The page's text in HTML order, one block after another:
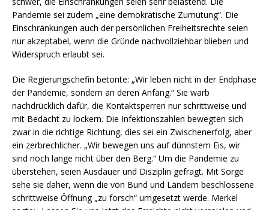
Pandemie sei zudem „eine demokratische Zumutung“. Die
Einschränkungen auch der persönlichen Freiheitsrechte seien
nur akzeptabel, wenn die Gründe nachvollziehbar blieben und
Widerspruch erlaubt sei.
Die Regierungschefin betonte: „Wir leben nicht in der Endphase
der Pandemie, sondern an deren Anfang.“ Sie warb
nachdrücklich dafür, die Kontaktsperren nur schrittweise und
mit Bedacht zu lockern. Die Infektionszahlen bewegten sich
zwar in die richtige Richtung, dies sei ein Zwischenerfolg, aber
ein zerbrechlicher. „Wir bewegen uns auf dünnstem Eis, wir
sind noch lange nicht über den Berg.“ Um die Pandemie zu
überstehen, seien Ausdauer und Disziplin gefragt. Mit Sorge
sehe sie daher, wenn die von Bund und Ländern beschlossene
schrittweise Öffnung „zu forsch“ umgesetzt werde. Merkel